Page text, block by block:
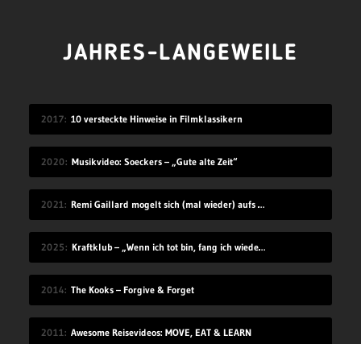
JAHRES-LANGEWEILE
2017 10 versteckte Hinweise in Filmklassikern
2020 Musikvideo: Soeckers – „Gute alte Zeit“
2021 Remi Gaillard mogelt sich (mal wieder) aufs Volleyball-Mannschaftsfoto
2025 Kraftklub – „Wenn ich tot bin, fang ich wieder an“
2014 The Kooks – Forgive & Forget
2011 Awesome Reisevideos: MOVE, EAT & LEARN